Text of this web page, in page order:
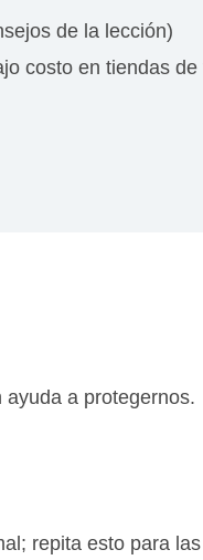
de la lección)
costo en tiendas de
a protegernos.
repita esto para